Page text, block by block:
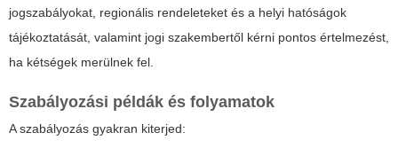
jogszabályokat, regionális rendeleteket és a helyi hatóságok
tájékoztatását, valamint jogi szakembertől kérni pontos értelmezést,
ha kétségek merülnek fel.
Szabályozási példák és folyamatok
A szabályozás gyakran kiterjed: